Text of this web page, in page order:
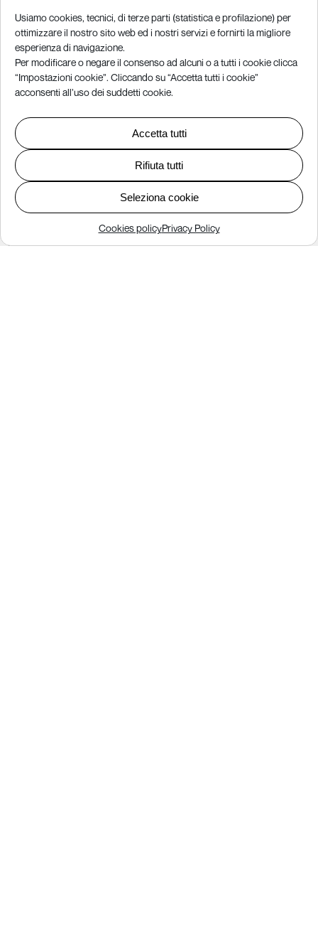
Usiamo cookies, tecnici, di terze parti (statistica e profilazione) per
ottimizzare il nostro sito web ed i nostri servizi e fornirti la migliore
esperienza di navigazione.
Per modificare o negare il consenso ad alcuni o a tutti i cookie clicca
“Impostazioni cookie”. Cliccando su “Accetta tutti i cookie”
acconsenti all’uso dei suddetti cookie.
Accetta tutti
Rifiuta tutti
Seleziona cookie
Cookies policyPrivacy Policy
Via Mazzini G. 60/F
36027 Rosà VI
P.Iva 04310490240
Privati
Offerte internet per la casa
Telefonia per la casa
Aziende
Partite iva e professionisti